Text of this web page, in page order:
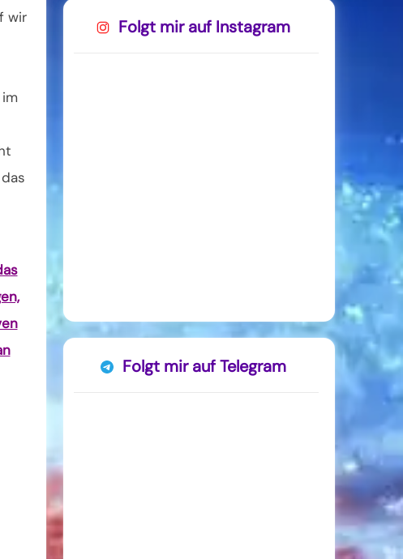
wir
Folgt mir auf Instagram
Folgt mir auf Telegram